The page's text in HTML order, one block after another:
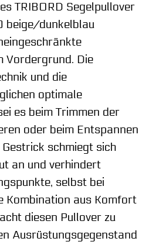
TRIBORD Segelpullover
beige/dunkelblau
Vordergrund. Die
und die
optimale
es beim Trimmen der
oder beim Entspannen
schmiegt sich
an und verhindert
selbst bei
Kombination aus Komfort
diesen Pullover zu
Ausrüstungsgegenstand